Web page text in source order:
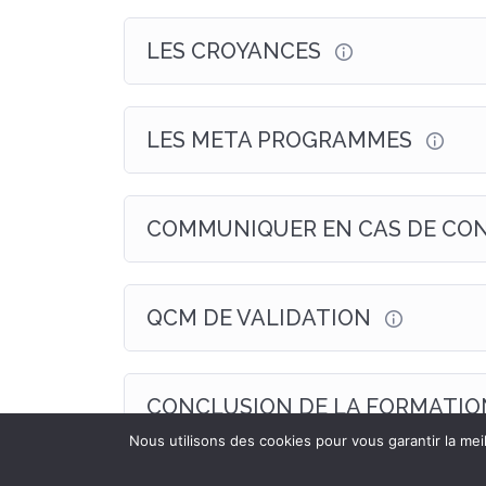
LES CROYANCES
LES META PROGRAMMES
COMMUNIQUER EN CAS DE
QCM DE VALIDATION
CONCLUSION DE LA
Axe Emergence (département formations de VH DECO &
Nous utilisons des cookies pour vous garantir la